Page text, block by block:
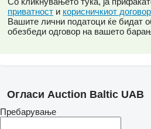
приватност и корисничкиот договор
Вашите лични податоци ќе бидат
обезбеди одговор на вашето
Огласи Auction Baltic UAB
Пребарување